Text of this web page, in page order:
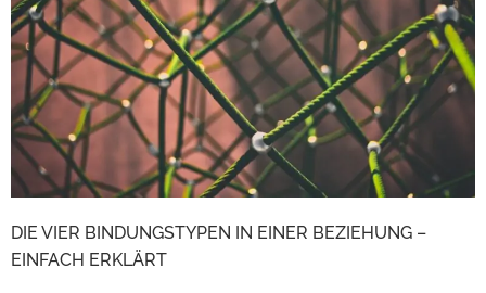
DIE VIER BINDUNGSTYPEN IN EINER BEZIEHUNG –
EINFACH ERKLÄRT